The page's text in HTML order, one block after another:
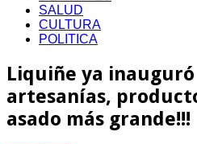
SALUD
CULTURA
POLITICA
Liquiñe ya
artesanías,
asado más grande!!!